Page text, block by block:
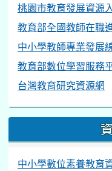
桃園市教育發展資源
教育部全國教師在職
中小學教師專業發展
教育部數位學習服務
台灣教育研究資源網
中小學數位素養教育